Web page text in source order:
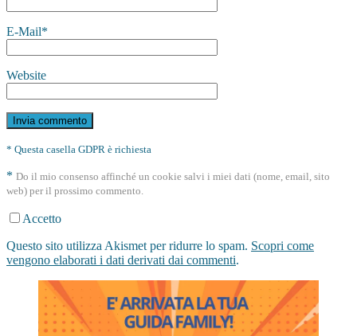
E-Mail*
Website
* Questa casella GDPR è richiesta
* Do il mio consenso affinché un cookie salvi i miei dati (nome, email, sito
web) per il prossimo commento.
Accetto
Questo sito utilizza Akismet per ridurre lo spam. Scopri come
vengono elaborati i dati derivati dai commenti.